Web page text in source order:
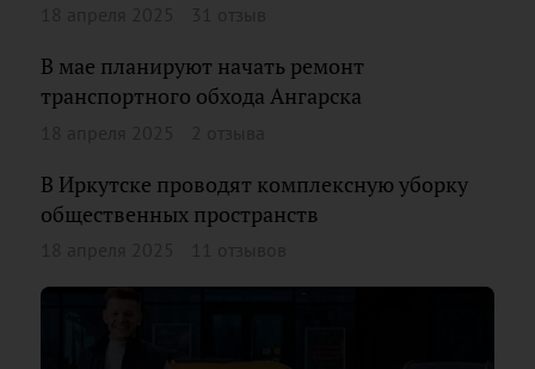
В мае планируют начать ремонт
транспортного обхода Ангарска
В Иркутске проводят комплексную уборку
общественных пространств